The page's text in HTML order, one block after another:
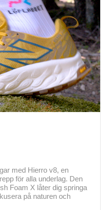
med Hierro v8, en
för alla underlag. Den
Foam X låter dig springa
på naturen och